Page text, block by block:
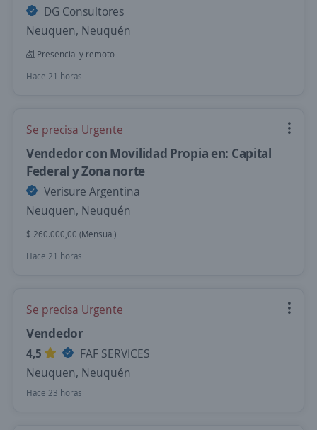
DG Consultores
Neuquen, Neuquén
Presencial y remoto
Hace 21 horas
Se precisa Urgente
Vendedor con Movilidad Propia en: Capital
Federal y Zona norte
Verisure Argentina
Neuquen, Neuquén
$ 260.000,00 (Mensual)
Hace 21 horas
Se precisa Urgente
Vendedor
4,5
FAF SERVICES
Neuquen, Neuquén
Hace 23 horas